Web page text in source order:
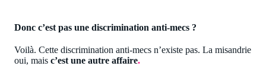
Donc c’est pas une discrimination anti-mecs ?
Voilà. Cette discrimination anti-mecs n’existe pas. La misandrie
oui, mais c’est une autre affaire.